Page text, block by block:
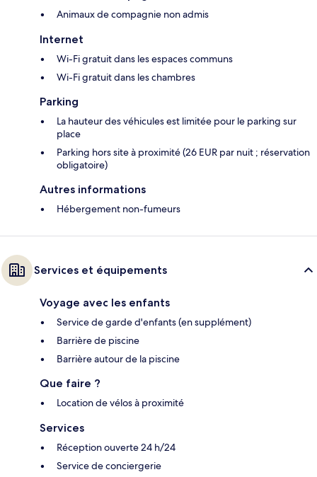
Animaux de compagnie non admis
Internet
Wi-Fi gratuit dans les espaces communs
Wi-Fi gratuit dans les chambres
Parking
La hauteur des véhicules est limitée pour le parking sur
place
Parking hors site à proximité (26 EUR par nuit ; réservation
obligatoire)
Autres informations
Hébergement non-fumeurs
Services et équipements
Voyage avec les enfants
Service de garde d'enfants (en supplément)
Barrière de piscine
Barrière autour de la piscine
Que faire ?
Location de vélos à proximité
Services
Réception ouverte 24 h/24
Service de conciergerie